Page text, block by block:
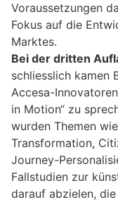
Voraussetzungen
Fokus auf die
Marktes.
Bei der dritten
schliesslich kamen
Accesa-
in Motion“ zu
wurden Themen
Transformation,
Journey-
Fallstudien zur
darauf abzielen,